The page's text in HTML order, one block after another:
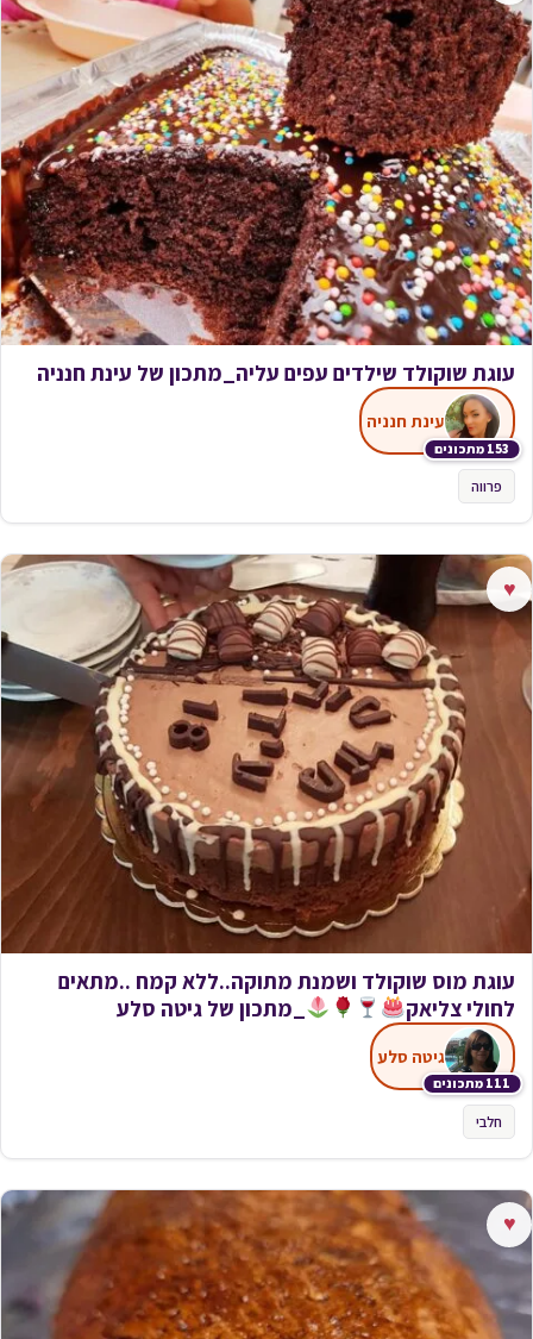
עוגת שוקולד שילדים עפים עליה_מתכון של עינת חנניה
153 מתכונים
עינת חנניה
פרווה
♥
עוגת מוס שוקולד ושמנת מתוקה..ללא קמח ..מתאים
לחולי צליאק
_מתכון של גיטה סלע
111 מתכונים
גיטה סלע
חלבי
♥